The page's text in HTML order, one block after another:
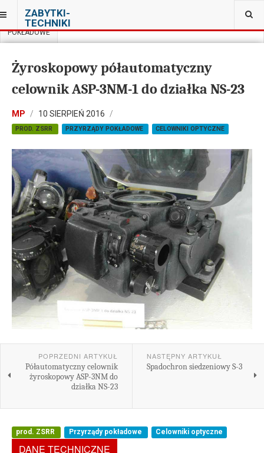
ZABYTKI-
TECHNIKI
JESTEŚ TUTAJ:
POKŁADOWE
Żyroskopowy półautomatyczny
celownik ASP-3NM-1 do działka NS-23
MP 10 SIERPIEŃ 2016
PROD. ZSRR PRZYRZĄDY POKŁADOWE CELOWNIKI OPTYCZNE
POPRZEDNI ARTYKUŁ
Półautomatyczny celownik
żyroskopowy ASP-3NM do
działka NS-23
NASTĘPNY ARTYKUŁ
Spadochron siedzeniowy S-3
prod. ZSRR Przyrządy pokładowe Celowniki optyczne
DANE TECHNICZNE